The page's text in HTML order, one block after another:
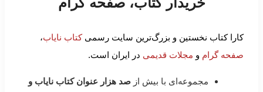
کارا کتاب نخستین و بزرگ‌ترین سایت رسمیکتاب نایاب،
صفحه گرام و مجلات قدیمی در ایران است.
مجموعه‌ای با بیش از صد هزار عنوان کتاب نایاب و